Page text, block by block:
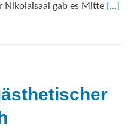
Nikolaisaal gab es Mitte Read
[…]